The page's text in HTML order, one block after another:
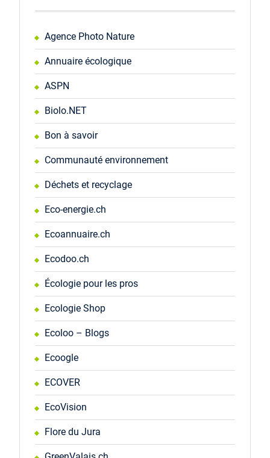
Agence Photo Nature
Annuaire écologique
ASPN
Biolo.NET
Bon à savoir
Communauté environnement
Déchets et recyclage
Eco-energie.ch
Ecoannuaire.ch
Ecodoo.ch
Écologie pour les pros
Ecologie Shop
Ecoloo – Blogs
Ecoogle
ECOVER
EcoVision
Flore du Jura